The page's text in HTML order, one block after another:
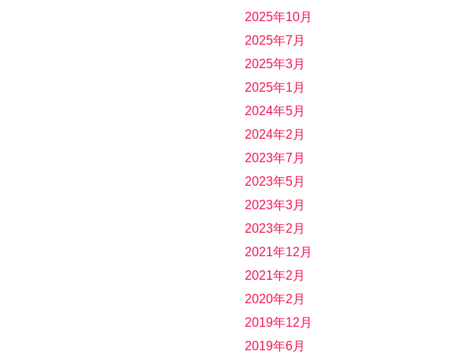
2025年10月
2025年7月
2025年3月
2025年1月
2024年5月
2024年2月
2023年7月
2023年5月
2023年3月
2023年2月
2021年12月
2021年2月
2020年2月
2019年12月
2019年6月